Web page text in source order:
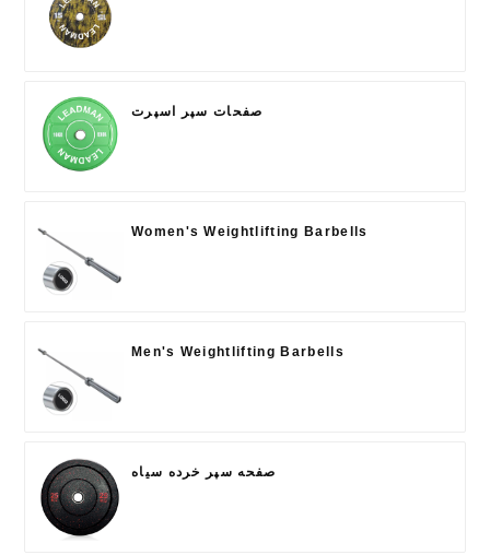
صفحات سپر اسپرت
Women's Weightlifting Barbells
Men's Weightlifting Barbells
صفحه سپر خرده سیاه